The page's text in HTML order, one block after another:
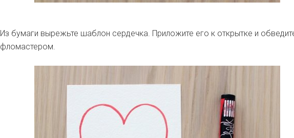
Из бумаги вырежьте шаблон сердечка. Приложите его к открытке и
фломастером.